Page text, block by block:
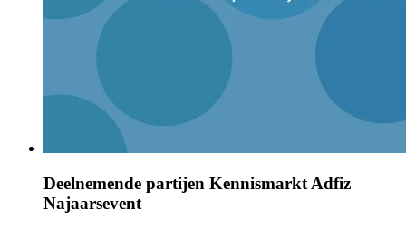
Deelnemende partijen Kennismarkt Adfiz
Najaarsevent